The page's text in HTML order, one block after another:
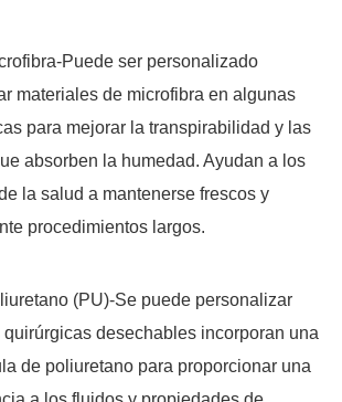
Puede ser personalizado
materiales de microfibra en algunas
para mejorar la transpirabilidad y las
absorben la humedad. Ayudan a los
la salud a mantenerse frescos y
procedimientos largos.
(PU)-Se puede personalizar
desechables incorporan una
de poliuretano para proporcionar una